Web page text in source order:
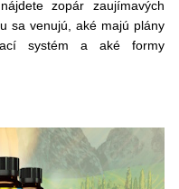
zopár zaujímavých
sa venujú, aké majú plány
systém a aké formy